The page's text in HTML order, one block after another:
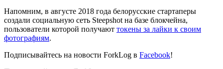
Напомним, в августе 2018 года белорусские стартаперы
создали социальную сеть Steepshot на базе блокчейна,
пользователи которой получают токены за лайки к своим
фотографиям.
Подписывайтесь на новости ForkLog в Facebook!